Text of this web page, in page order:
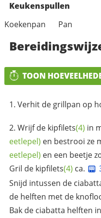
Keukenspullen
Koekenpan
Pan
TOON
Verhit de grillpan op
Wrijf de kipfilets(4) in
eetlepel) en bestrooi ze
eetlepel) en een beetje
Gril de kipfilets(4) ca.
Snijd intussen de
de helften met de
Bak de ciabatta helften